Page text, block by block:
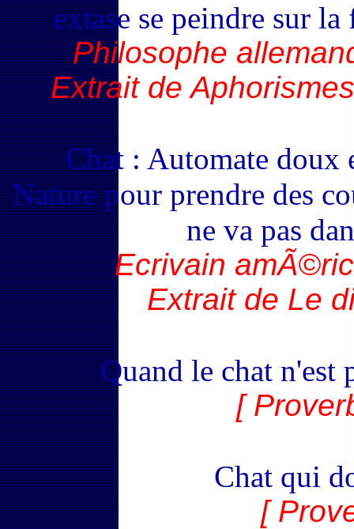
extase se peindre sur
Philosophe
Extrait de
Chat : Automate
Nature pour prendre des
ne va pas
Ecrivain
Extrait de Le
Quand le chat n'est
[
Chat qui
[